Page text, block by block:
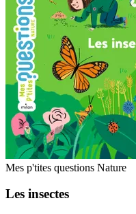
Mes p'tites questions Nature
Les insectes